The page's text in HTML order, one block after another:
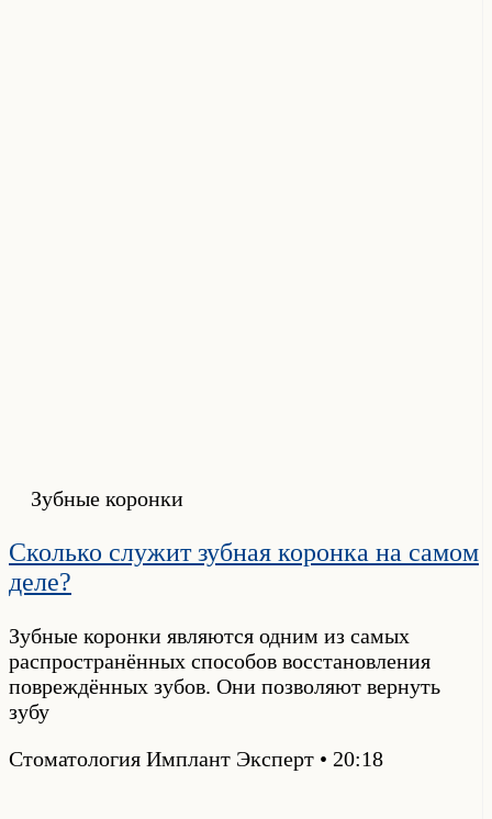
Зубные коронки
Сколько служит зубная коронка на самом
деле?
Зубные коронки являются одним из самых
распространённых способов восстановления
повреждённых зубов. Они позволяют вернуть
зубу
Стоматология Имплант Эксперт
20:18